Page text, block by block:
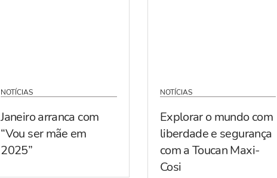
NOTÍCIAS
Janeiro arranca com
“Vou ser mãe em
2025”
NOTÍCIAS
Explorar o mundo com
liberdade e segurança
com a Toucan Maxi-
Cosi